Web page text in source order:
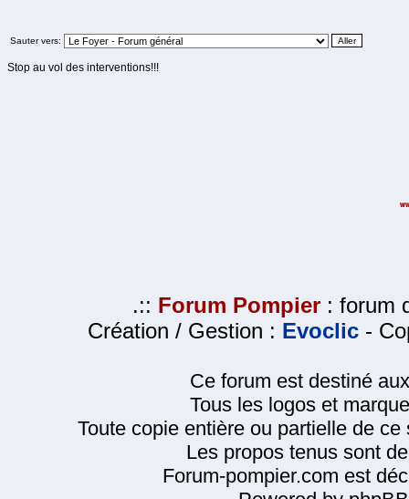
Sauter vers:
Stop au vol des interventions!!!
.:: Forum Pompier : forum
Création / Gestion : Evoclic -
Ce forum est destiné
Tous les logos et
Toute copie entière ou partielle de
Les propos tenus sont
Forum-pompier.com est